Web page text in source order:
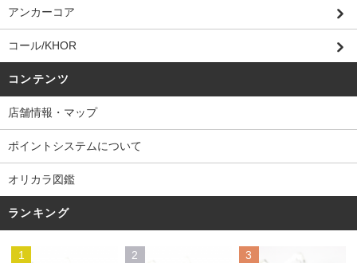
アンカーコア
コール/KHOR
コンテンツ
店舗情報・マップ
ポイントシステムについて
オリカラ図鑑
ランキング
1 2 3